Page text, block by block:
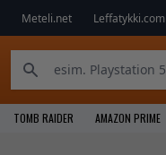
Meteli.net Leffatykki.com
TOMB RAIDER AMAZON PRIME